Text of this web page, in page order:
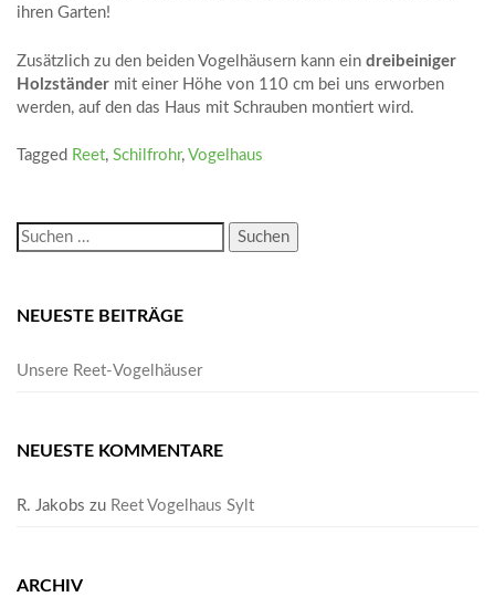
ihren Garten!
Zusätzlich zu den beiden Vogelhäusern kann ein dreibeiniger
Holzständer mit einer Höhe von 110 cm bei uns erworben
werden, auf den das Haus mit Schrauben montiert wird.
Tagged Reet, Schilfrohr, Vogelhaus
Suchen
nach:
NEUESTE BEITRÄGE
Unsere Reet-Vogelhäuser
NEUESTE KOMMENTARE
R. Jakobs zu Reet Vogelhaus Sylt
ARCHIV